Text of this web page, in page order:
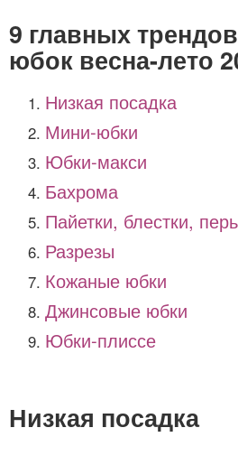
9 главных
юбок весна-лето
Низкая посадка
Мини-юбки
Юбки-макси
Бахрома
Пайетки, блестки,
Разрезы
Кожаные юбки
Джинсовые юбки
Юбки-плиссе
Низкая посадка